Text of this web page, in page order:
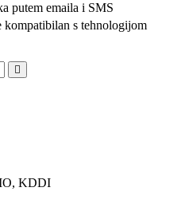
putem emaila i SMS
s tehnologijom
KDDI